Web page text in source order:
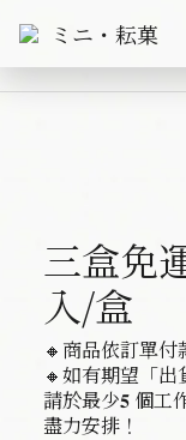
三盒免
入/盒
🔸商品依訂單
🔸如有期望「出
請於最少𝟓 個工
盡力安排！